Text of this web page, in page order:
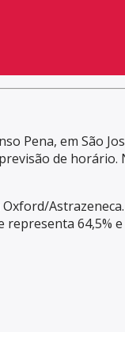
Pena, em São
de horário.
Oxford/